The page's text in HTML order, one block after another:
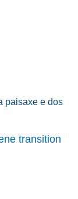
paisaxe e dos